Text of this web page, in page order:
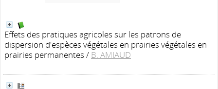
Effets des pratiques agricoles sur les patrons de
dispersion d'espèces végétales en prairies végétales en
prairies permanentes / B. AMIAUD